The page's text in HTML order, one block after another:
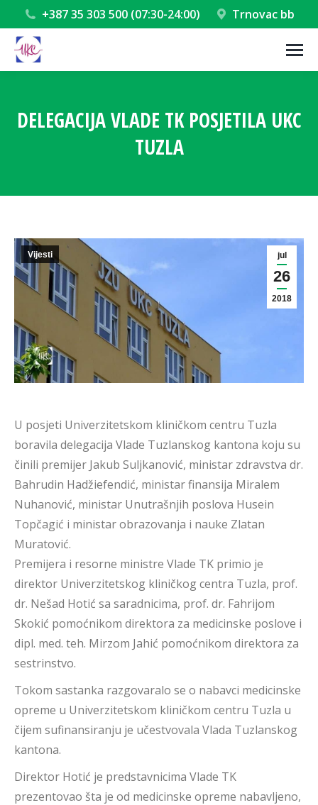
+387 35 303 500 (07:30-24:00) Trnovac bb
DELEGACIJA VLADE TK POSJETILA UKC
TUZLA
jul
26
2018
Vijesti
U posjeti Univerzitetskom kliničkom centru Tuzla
boravila delegacija Vlade Tuzlanskog kantona koju su
činili premijer Jakub Suljkanović, ministar zdravstva dr.
Bahrudin Hadžiefendić, ministar finansija Miralem
Nuhanović, ministar Unutrašnjih poslova Husein
Topčagić i ministar obrazovanja i nauke Zlatan
Muratović.
Premijera i resorne ministre Vlade TK primio je
direktor Univerzitetskog kliničkog centra Tuzla, prof.
dr. Nešad Hotić sa saradnicima, prof. dr. Fahrijom
Skokić pomoćnikom direktora za medicinske poslove i
dipl. med. teh. Mirzom Jahić pomoćnikom direktora za
sestrinstvo.
Tokom sastanka razgovaralo se o nabavci medicinske
opreme u Univerzitetskom kliničkom centru Tuzla u
čijem sufinansiranju je učestvovala Vlada Tuzlanskog
kantona.
Direktor Hotić je predstavnicima Vlade TK
prezentovao šta je od medicinske opreme nabavljeno,